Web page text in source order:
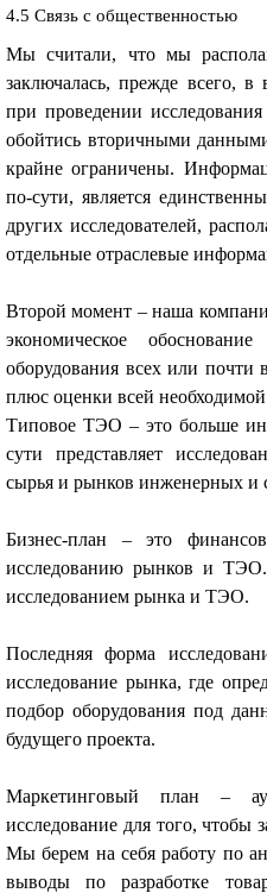
4.5 Связь с общественностью
Мы считали, что мы
заключалась, прежде всего,
при проведении
обойтись вторичными
крайне ограничены.
по-сути, является
других исследователей,
отдельные отраслевые
Второй момент – наша
экономическое
оборудования всех или почти
плюс оценки всей
Типовое ТЭО – это больше
сути представляет
сырья и рынков инженерных и
Бизнес-план – это
исследованию рынков и ТЭО.
исследованием рынка и ТЭО.
Последняя форма
исследование рынка, где
подбор оборудования под
будущего проекта.
Маркетинговый план –
исследование для того, чтобы
Мы берем на себя работу по
выводы по разработке